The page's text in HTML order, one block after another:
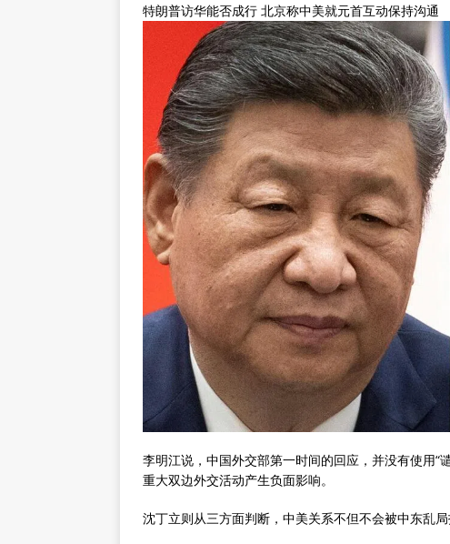
特朗普访华能否成行 北京称中美就元首互动保持沟通
李明江说，中国外交部第一时间的回应，并没有使用“
重大双边外交活动产生负面影响。
沈丁立则从三方面判断，中美关系不但不会被中东乱局